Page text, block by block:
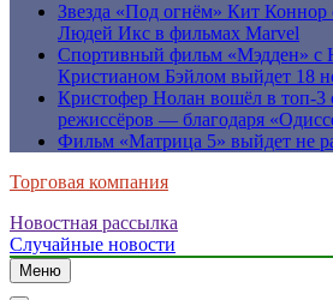
Звезда «Под огнём» Кит Коннор
Людей Икс в фильмах Marvel
Спортивный фильм «Мэдден» с
Кристианом Бэйлом выйдет 18
Кристофер Нолан вошёл в топ-3
режиссёров — благодаря
Фильм «Матрица 5» выйдет не
Торговая компания
Новостная рассылка
Случайные новости
Меню